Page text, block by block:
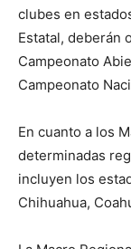
clubes en
Estatal, deberán
Campeonato
Campeonato
En cuanto a los
determinadas
incluyen los
Chihuahua,